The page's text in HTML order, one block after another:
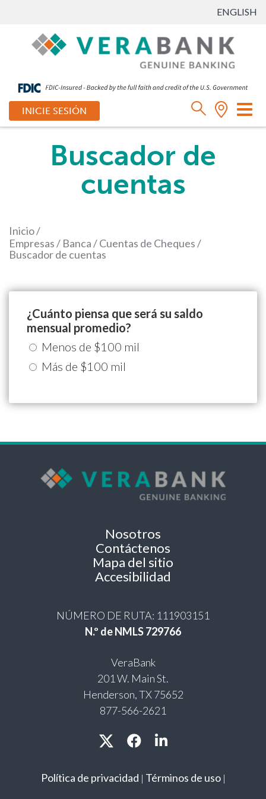
ENGLISH
INICIE SESIÓN
Buscador de
cuentas
Inicio/
Empresas/ Banca/Cuentas de Cheques/
Buscador de cuentas
¿Cuánto piensa que será su saldo
mensual promedio?
Menos de $100 mil
Más de $100 mil
Nosotros
Contáctenos
Mapa del sitio
Accesibilidad
NÚMERO DE RUTA: 111903151
N.º de NMLS 729766
VeraBank
201 W. Main St.
Henderson, TX 75652
877-566-2621
Política de privacidad | Términos de uso|